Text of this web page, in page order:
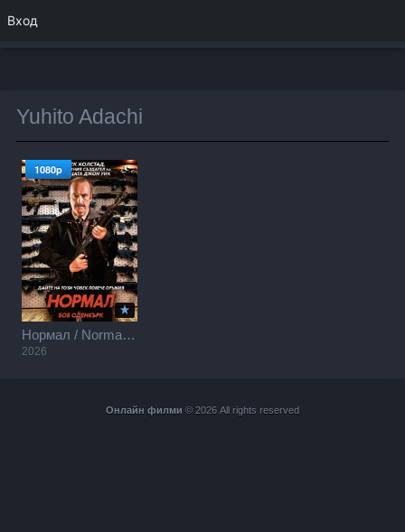
Yuhito Adachi
Нормал / Normal (2026)
2026
1080p
Онлайн филми © 2026 All rights reserved
Вход